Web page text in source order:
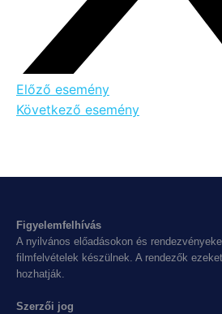
Előző esemény
Következő esemény
Figyelemfelhívás
A nyilvános előadásokon és
filmfelvételek készülnek. A rendezők
hozhatják.
Szerzői jog